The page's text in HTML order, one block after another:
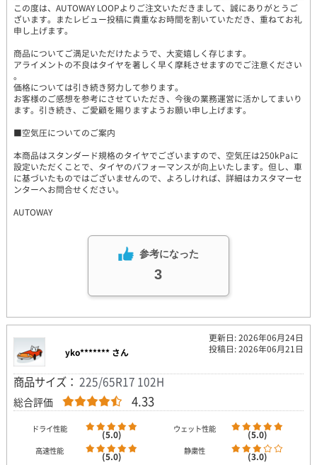
この度は、AUTOWAY LOOPよりご注文いただきまして、誠にありがとうご
ざいます。またレビュー投稿に貴重なお時間を割いていただき、重ねてお礼
申し上げます。
商品についてご満足いただけたようで、大変嬉しく存じます。
アライメントの不良はタイヤを著しく早く摩耗させますのでご注意ください
。
価格については引き続き努力して参ります。
お客様のご感想を参考にさせていただき、今後の業務運営に活かしてまいり
ます。引き続き、ご愛顧を賜りますようお願い申し上げます。
■空気圧についてのご案内
本商品はスタンダード規格のタイヤでございますので、空気圧は250kPaに
設定いただくことで、タイヤのパフォーマンスが向上いたします。但し、車
に基づいたものではございませんので、よろしければ、詳細はカスタマーセ
ンターへお問合せください。
AUTOWAY
参考になった
3
更新日: 2026年06月24日
投稿日: 2026年06月21日
yko******* さん
商品サイズ： 225/65R17 102H
総合評価 4.33
ドライ性能 (5.0) ウェット性能 (5.0)
高速性能 (5.0) 静粛性 (3.0)